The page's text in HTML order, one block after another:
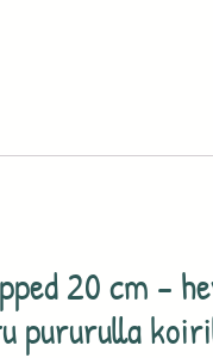
20 cm –
pururulla